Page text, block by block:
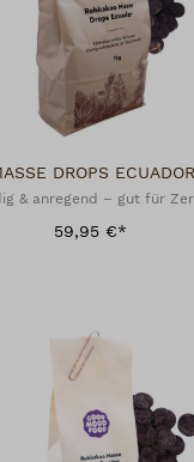
DROPS
& anregend – gut für
59,95 €*